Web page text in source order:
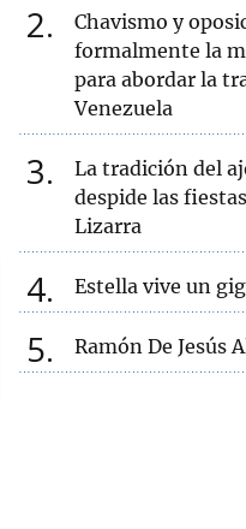
2
Chavismo y
formalmente la
para abordar la
Venezuela
3
La tradición del
despide las
Lizarra
4 Estella vive un
5 Ramón De Jesús